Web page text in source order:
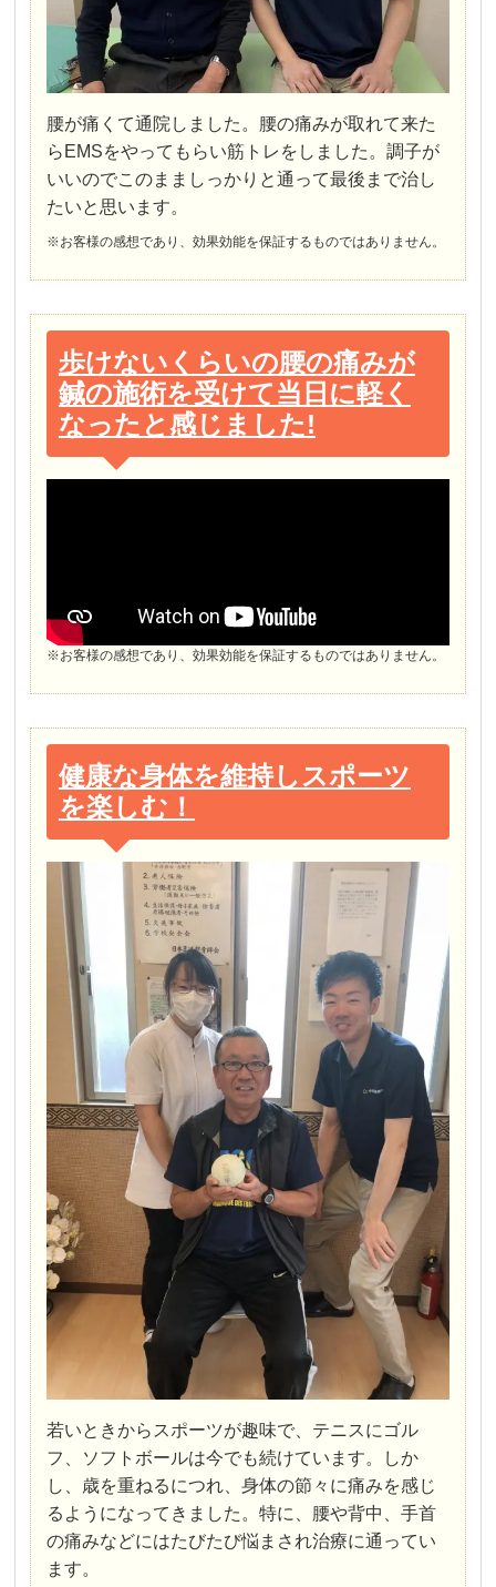
腰が痛くて通院しました。腰の痛みが取れて来た
らEMSをやってもらい筋トレをしました。調子が
いいのでこのまましっかりと通って最後まで治し
たいと思います。
※お客様の感想であり、効果効能を保証するものではありません。
歩けないくらいの腰の痛みが
鍼の施術を受けて当日に軽く
なったと感じました!
※お客様の感想であり、効果効能を保証するものではありません。
健康な身体を維持しスポーツ
を楽しむ！
若いときからスポーツが趣味で、テニスにゴル
フ、ソフトボールは今でも続けています。しか
し、歳を重ねるにつれ、身体の節々に痛みを感じ
るようになってきました。特に、腰や背中、手首
の痛みなどにはたびたび悩まされ治療に通ってい
ます。